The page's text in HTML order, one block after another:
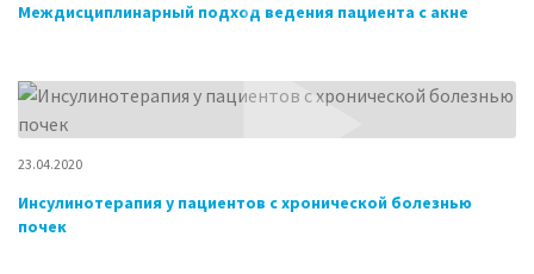
Междисциплинарный подход ведения пациента с акне
23.04.2020
Инсулинотерапия у пациентов с хронической болезнью
почек